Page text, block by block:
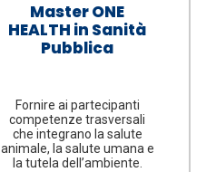
Master ONE
HEALTH in Sanità
Pubblica
Fornire ai partecipanti
competenze trasversali
che integrano la salute
animale, la salute umana e
la tutela dell’ambiente.